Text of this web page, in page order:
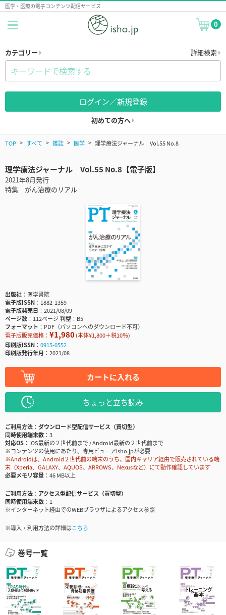
医学・医療の電子コンテンツ配信サービス
0
カテゴリー 詳細検索
ログイン／新規登録
初めての方へ
TOP すべて 雑誌 医学 理学療法ジャーナル Vol.55 No.8
理学療法ジャーナル Vol.55 No.8【電子版】
2021年8月発行
特集 がん治療のリアル
出版社
医学書院
電子版ISSN
1882-1359
電子版発売日
2021/08/09
ページ数
112ページ判型
B5
フォーマット
PDF（パソコンへのダウンロード不可）
電子版販売価格： ¥1,980(本体¥1,800＋税10％)
印刷版ISSN
0915-0552
印刷版発行年月
2021/08
カートに入れる
ちょっと立ち読み
ご利用方法
ダウンロード型配信サービス（買切型）
同時使用端末数
3
対応OS
iOS最新の２世代前まで / Android最新の２世代前まで
※コンテンツの使用にあたり、専用ビューアisho.jpが必要
※Androidは、Android２世代前の端末のうち、国内キャリア経由で販売されている端
末（Xperia、GALAXY、AQUOS、ARROWS、Nexusなど）にて動作確認しています
必要メモリ容量
46 MB以上
ご利用方法
アクセス型配信サービス（買切型）
同時使用端末数
1
※インターネット経由でのWEBブラウザによるアクセス参照
※導入・利用方法の詳細はこちら
巻号一覧